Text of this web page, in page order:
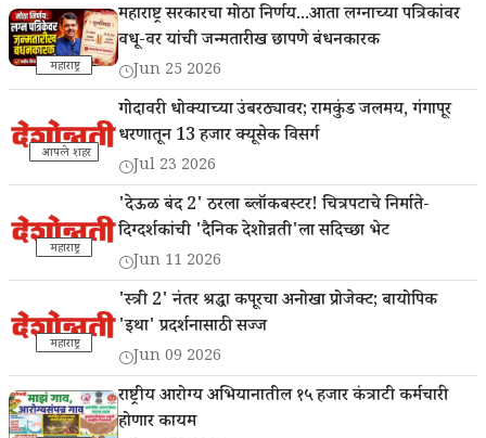
महाराष्ट्र
महाराष्ट्र सरकारचा मोठा निर्णय...आता लग्नाच्या पत्रिकांवर
वधू-वर यांची जन्मतारीख छापणे बंधनकारक
Jun 25 2026
आपले शहर
गोदावरी धोक्याच्या उंबरठ्यावर; रामकुंड जलमय, गंगापूर
धरणातून 13 हजार क्यूसेक विसर्ग
Jul 23 2026
महाराष्ट्र
'देऊळ बंद 2' ठरला ब्लॉकबस्टर! चित्रपटाचे निर्माते-
दिग्दर्शकांची 'दैनिक देशोन्नती'ला सदिच्छा भेट
Jun 11 2026
महाराष्ट्र
'स्त्री 2' नंतर श्रद्धा कपूरचा अनोखा प्रोजेक्ट; बायोपिक
'इथा' प्रदर्शनासाठी सज्ज
Jun 09 2026
राष्ट्रीय आरोग्य अभियानातील १५ हजार कंत्राटी कर्मचारी
होणार कायम